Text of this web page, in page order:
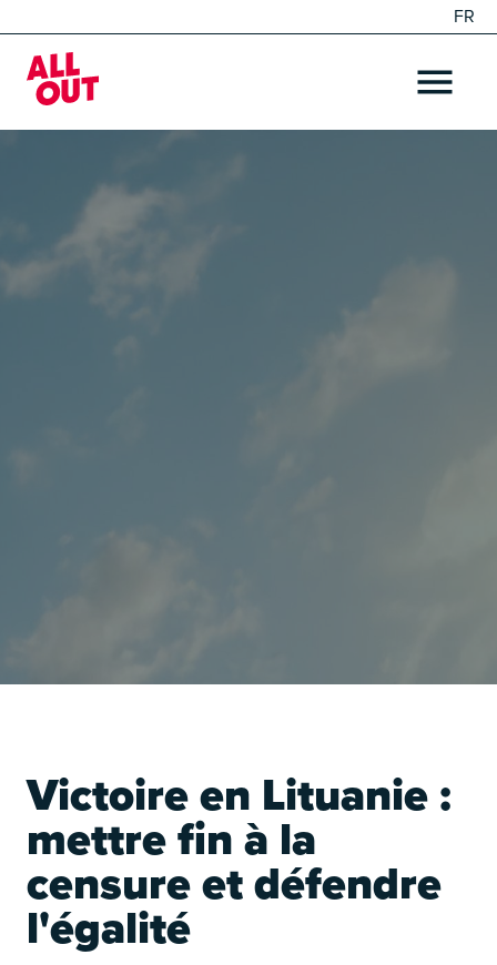
FR
Home
OPEN
Victoire en Lituanie :
mettre fin à la
censure et défendre
l'égalité